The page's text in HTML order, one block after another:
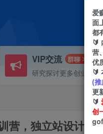
VIP交流 群聊
研究探讨更多创业项目
营，独立站设计
爱
面
都
🔰
营
优
🔰
(推
更
🔰
创